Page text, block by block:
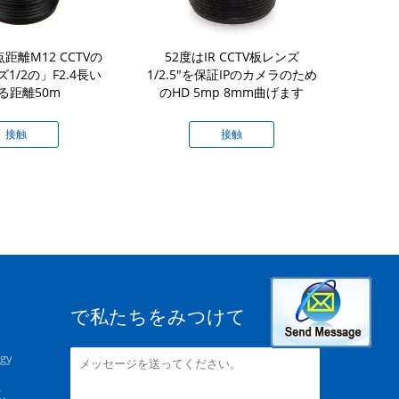
離M12 CCTVの
1/2の」F2.4長い
距離50m
接触
52度はIR CCTV板レンズ
1/2.5"を保証IPのカメラのため
のHD 5mp 8mm曲げます
接触
で私たちをみつけて